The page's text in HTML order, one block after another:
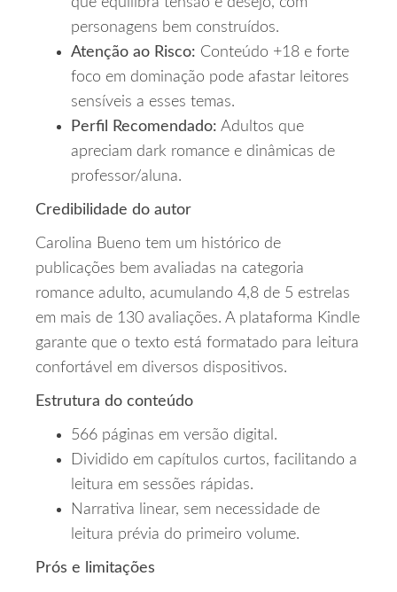
personagens bem construídos.
Atenção ao Risco: Conteúdo +18 e forte
foco em dominação pode afastar leitores
sensíveis a esses temas.
Perfil Recomendado: Adultos que
apreciam dark romance e dinâmicas de
professor/aluna.
Credibilidade do autor
Carolina Bueno tem um histórico de
publicações bem avaliadas na categoria
romance adulto, acumulando 4,8 de 5 estrelas
em mais de 130 avaliações. A plataforma Kindle
garante que o texto está formatado para leitura
confortável em diversos dispositivos.
Estrutura do conteúdo
566 páginas em versão digital.
Dividido em capítulos curtos, facilitando a
leitura em sessões rápidas.
Narrativa linear, sem necessidade de
leitura prévia do primeiro volume.
Prós e limitações